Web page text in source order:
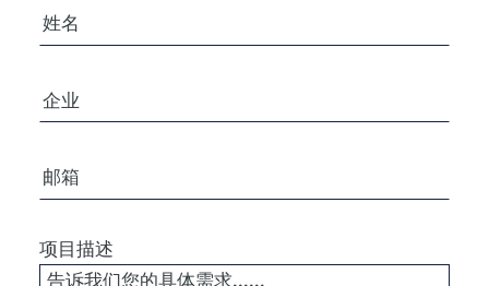
您的姓名
公司/组织
电子邮箱
项目描述